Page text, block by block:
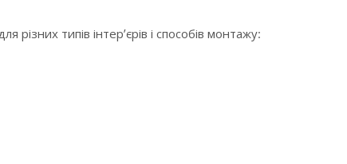
різних типів інтер’єрів і способів монтажу: